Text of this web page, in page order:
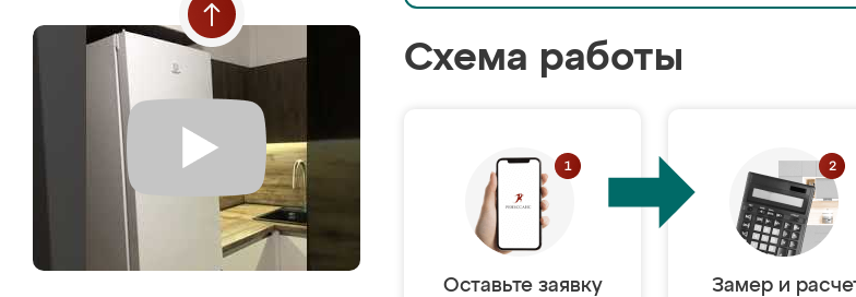
Схема работы
Оставьте заявку Замер и